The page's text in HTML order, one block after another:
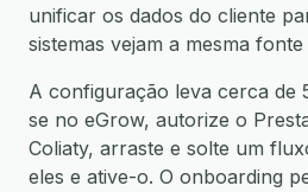
unificar os dados do cliente
sistemas vejam a mesma
A configuração leva cerca de
se no eGrow, autorize o
Coliaty, arraste e solte um
eles e ative-o. O onboarding